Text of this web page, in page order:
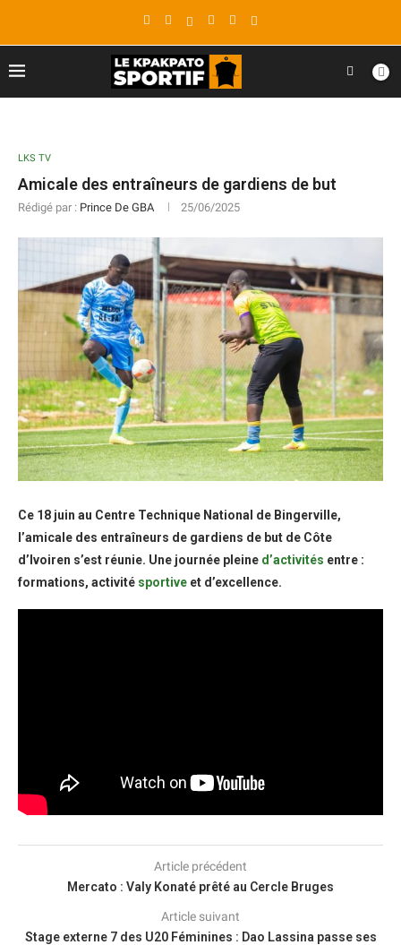
LKS TV
Amicale des entraîneurs de gardiens de but
Rédigé par : Prince De GBA 25/06/2025
Ce 18 juin au Centre Technique National de Bingerville,
l’amicale des entraîneurs de gardiens de but de Côte
d’Ivoiren s’est réunie. Une journée pleine d’activités entre :
formations, activité sportive et d’excellence.
Article précédent
Mercato : Valy Konaté prêté au Cercle Bruges
Article suivant
Stage externe 7 des U20 Féminines : Dao Lassina passe ses